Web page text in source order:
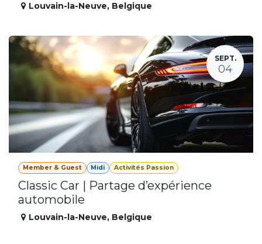
Louvain-la-Neuve, Belgique
SEPT.
04
Member & Guest Midi Activités Passion
Classic Car | Partage d’expérience
automobile
Louvain-la-Neuve, Belgique